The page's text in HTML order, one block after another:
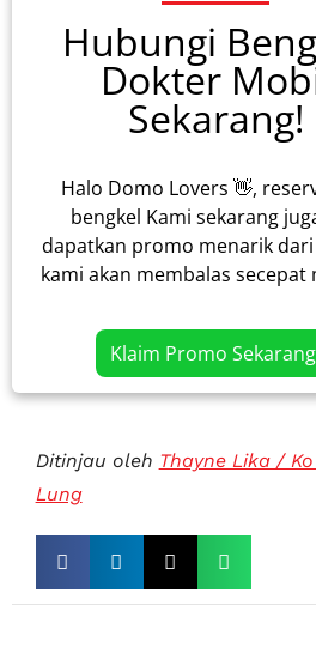
Hubungi
Dokter
Sekarang!
Halo Domo Lovers 👋,
bengkel Kami sekarang
dapatkan promo menarik dari
kami akan membalas secepat
Klaim Promo
Ditinjau oleh Thayne Lika /
Lung